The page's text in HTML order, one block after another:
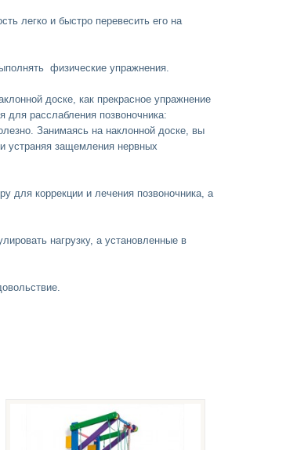
легко и быстро перевесить его на
физические упражнения.
доске, как прекрасное упражнение
расслабления позвоночника:
Занимаясь на наклонной доске, вы
устраняя защемления нервных
для коррекции и лечения позвоночника, а
нагрузку, а установленные в